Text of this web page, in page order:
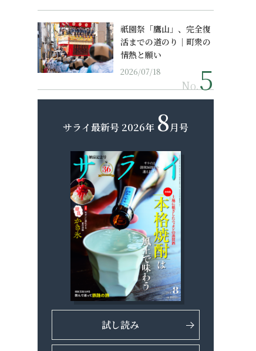
祇園祭「鷹山」、完全復
活までの道のり｜町衆の
情熱と願い
2026/07/18
No.
サライ最新号 2026年 8月号
試し読み